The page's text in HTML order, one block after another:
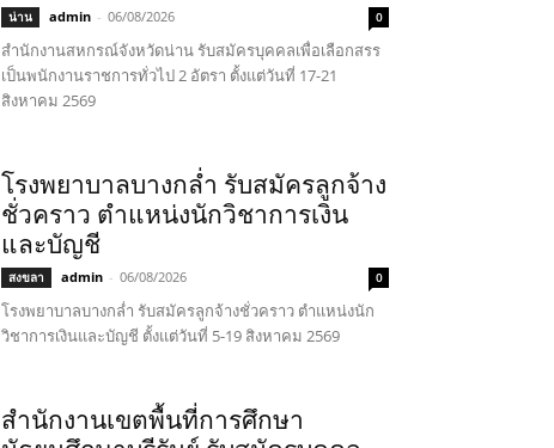
น่าน admin - 06/08/2026 0
สำนักงานสหกรณ์จังหวัดน่าน รับสมัครบุคคลเพื่อเลือกสรร
เป็นพนักงานราชการทั่วไป 2 อัตรา ตั้งแต่วันที่ 17-21
สิงหาคม 2569
โรงพยาบาลบางกล่ำ รับสมัครลูกจ้าง
ชั่วคราว ตำแหน่งนักวิชาการเงิน
และบัญชี
สงขลา admin - 06/08/2026 0
โรงพยาบาลบางกล่ำ รับสมัครลูกจ้างชั่วคราว ตำแหน่งนัก
วิชาการเงินและบัญชี ตั้งแต่วันที่ 5-19 สิงหาคม 2569
สำนักงานเขตพื้นที่การศึกษา